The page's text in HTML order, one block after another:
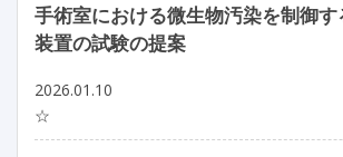
手術室における微生物汚染を制御
装置の試験の提案
2026.01.10
☆